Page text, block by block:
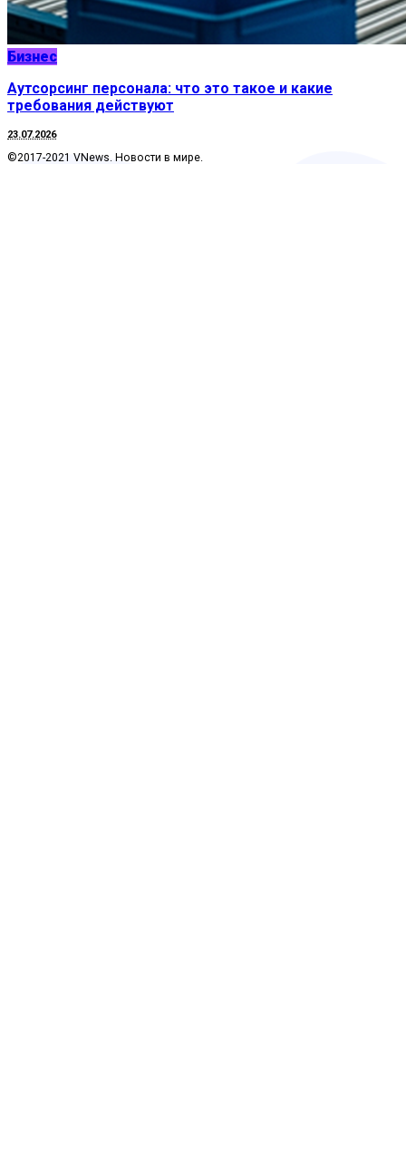
Бизнес
Аутсорсинг персонала: что это такое и какие
требования действуют
23.07.2026
©2017-2021 VNews. Новости в мире.